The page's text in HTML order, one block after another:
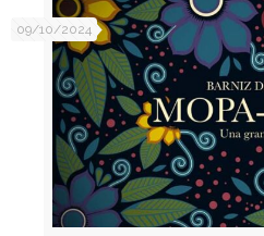
09/10/2024